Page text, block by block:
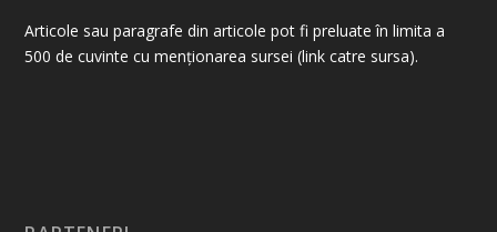
Articole sau paragrafe din articole pot fi preluate în limita a
500 de cuvinte cu menționarea sursei (link catre sursa).